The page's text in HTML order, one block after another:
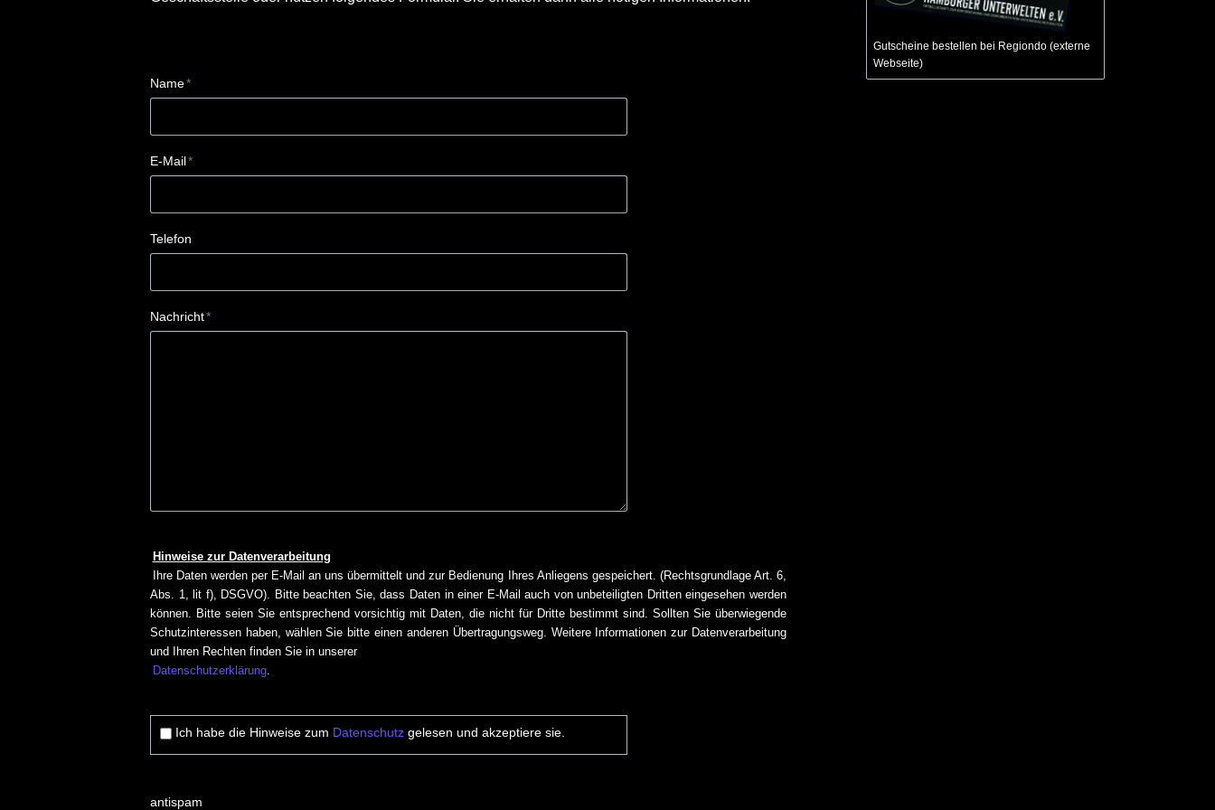
Pflichtfeld
Name*
Pflichtfeld
E-Mail*
Telefon
Pflichtfeld
Nachricht*
Hinweise zur Datenverarbeitung
Ihre Daten werden per E-Mail an uns übermittelt und zur Bedienung Ihres Anliegens gespeichert. (Rechtsgrundlage Art. 6,
Abs. 1, lit f), DSGVO). Bitte beachten Sie, dass Daten in einer E-Mail auch von unbeteiligten Dritten eingesehen werden
können. Bitte seien Sie entsprechend vorsichtig mit Daten, die nicht für Dritte bestimmt sind. Sollten Sie überwiegende
Schutzinteressen haben, wählen Sie bitte einen anderen Übertragungsweg. Weitere Informationen zur Datenverarbeitung
und Ihren Rechten finden Sie in unserer
Datenschutzerklärung.
Ich habe die Hinweise zum Datenschutz gelesen und akzeptiere sie.
antispam
Gutscheine bestellen bei Regiondo (externe
Webseite)